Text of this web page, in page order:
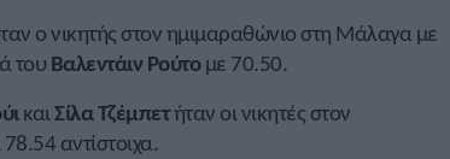
ο νικητής στον ημιμαραθώνιο στη Μάλαγα με
του Βαλεντάιν Ρούτομε 70.50.
καιΣίλα Τζέμπετήταν οι νικητές στον
αντίστοιχα.